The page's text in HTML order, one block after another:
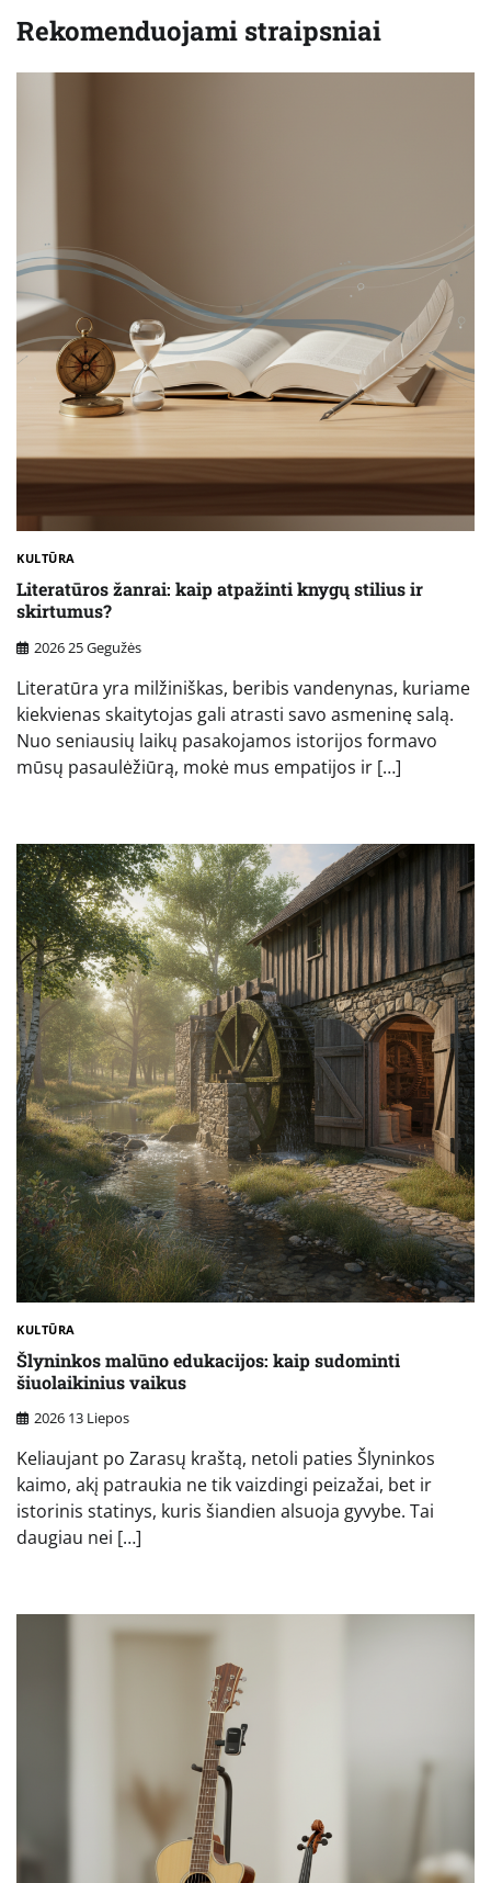
Rekomenduojami straipsniai
KULTŪRA
Literatūros žanrai: kaip atpažinti knygų stilius ir
skirtumus?
2026 25 Gegužės
Literatūra yra milžiniškas, beribis vandenynas, kuriame
kiekvienas skaitytojas gali atrasti savo asmeninę salą.
Nuo seniausių laikų pasakojamos istorijos formavo
mūsų pasaulėžiūrą, mokė mus empatijos ir […]
KULTŪRA
Šlyninkos malūno edukacijos: kaip sudominti
šiuolaikinius vaikus
2026 13 Liepos
Keliaujant po Zarasų kraštą, netoli paties Šlyninkos
kaimo, akį patraukia ne tik vaizdingi peizažai, bet ir
istorinis statinys, kuris šiandien alsuoja gyvybe. Tai
daugiau nei […]